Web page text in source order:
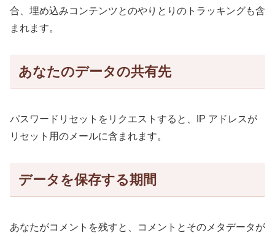
合、埋め込みコンテンツとのやりとりのトラッキングも含
まれます。
あなたのデータの共有先
パスワードリセットをリクエストすると、IP アドレスが
リセット用のメールに含まれます。
データを保存する期間
あなたがコメントを残すと、コメントとそのメタデータが